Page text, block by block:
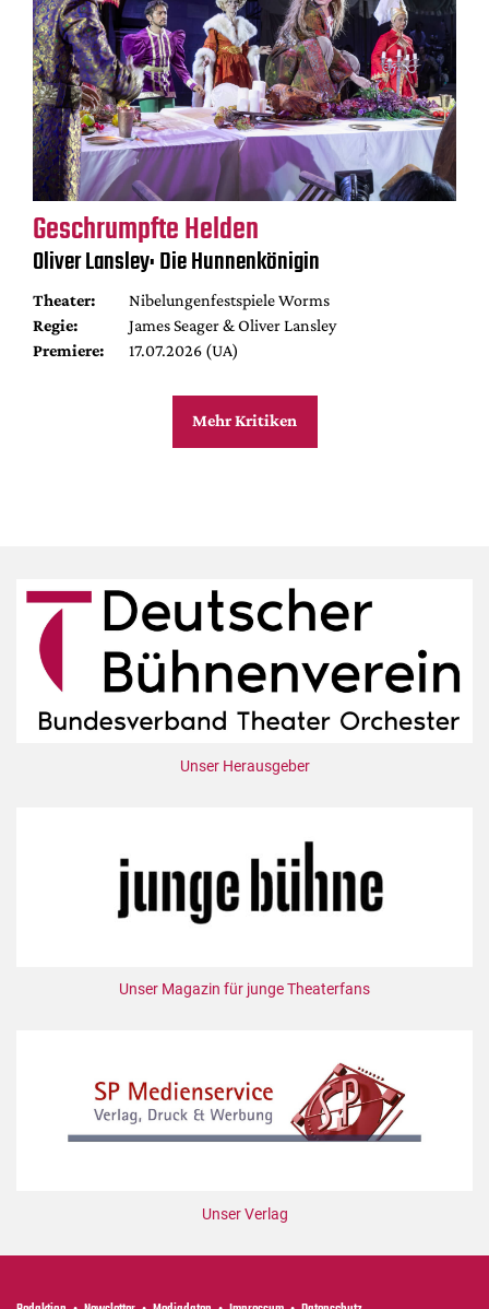
Geschrumpfte Helden
Oliver Lansley: Die Hunnenkönigin
Theater:
Nibelungenfestspiele Worms
Regie:
James Seager & Oliver Lansley
Premiere:
17.07.2026 (UA)
Mehr Kritiken
Unser Herausgeber
Unser Magazin für junge Theaterfans
Unser Verlag